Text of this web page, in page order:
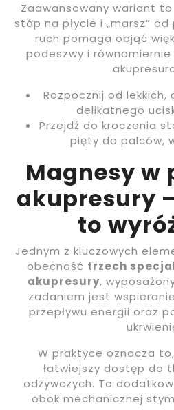
Zaawansowany wariant
stóp na płycie i „marsz”
ruch pomaga objąć
podeszwy i
Rozpocznij od lekkich,
delikatnego
Przejdź do kroczenia
pięty do palców,
Magnesy w
akupresury
to
Jednym z kluczowych
obecność trzech
akupresury,
zadaniem jest
przepływu energii oraz
W praktyce oznacza
łatwiejszy dostęp do
odżywczych. To
obok mechanicznej